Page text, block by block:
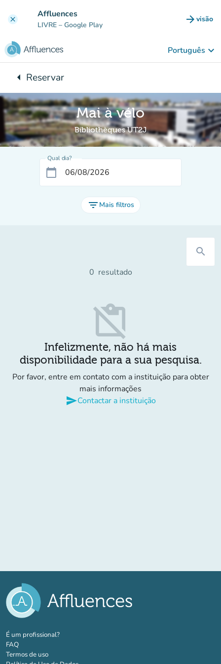
clear Affluences
LIVRE – Google Play arrow_forward visão
(novo
Português keyboard_arrow_down
arrow_leftVoltar para:
Reservar
Mai à vélo
Bibliothèques UT2J
Qual dia?
calendar_today
filter_list Mais filtros
search
0 resultado
content_paste_off
Infelizmente, não há mais
disponibilidade para a sua pesquisa.
Por favor, entre em contato com a instituição para obter
mais informações
sendContactar a instituição
É um profissional?(novo separador)
FAQ
Termos de uso